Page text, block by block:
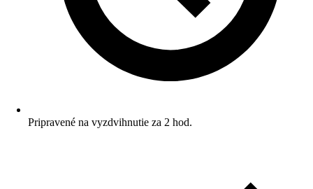
Pripravené na vyzdvihnutie za 2 hod.